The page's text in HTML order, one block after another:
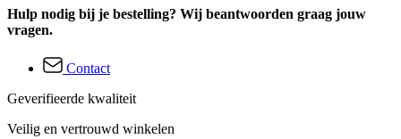
Hulp nodig bij je bestelling? Wij beantwoorden graag jouw
vragen.
Contact
Geverifieerde kwaliteit
Veilig en vertrouwd winkelen